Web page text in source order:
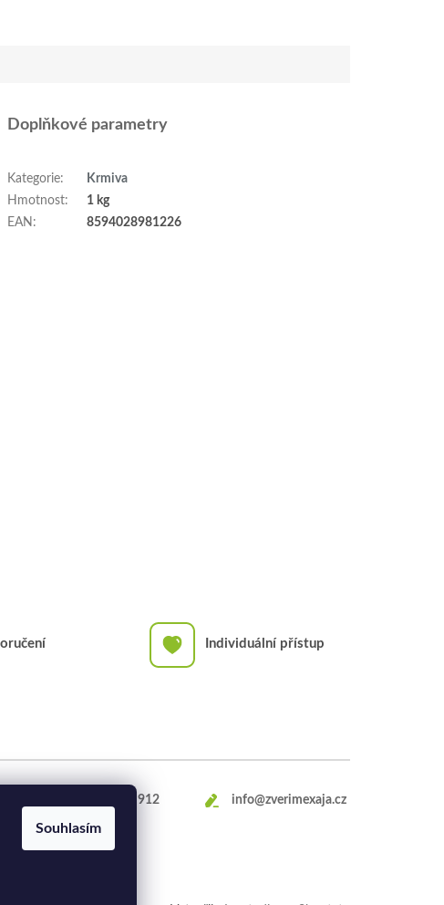
Souhlasím
Doplňkové parametry
Kategorie:
Krmiva
Hmotnost:
1 kg
EAN : 8594028981226
Individuální přístup
469 660 912 info@zverimexaja.cz